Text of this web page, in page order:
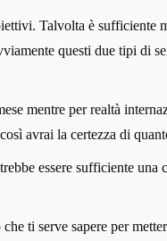
Talvolta è sufficiente
questi due tipi di
mentre per realtà
avrai la certezza di
essere sufficiente
ti serve sapere per